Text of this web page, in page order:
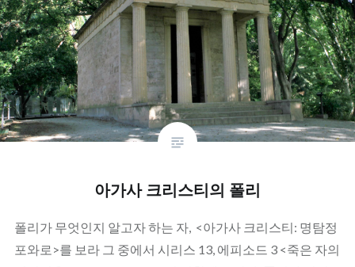
아가사 크리스티의 폴리
폴리가 무엇인지 알고자 하는 자, <아가사 크리스티: 명탐정
포와로>를 보라 그 중에서 시리스 13, 에피소드 3 <죽은 자의